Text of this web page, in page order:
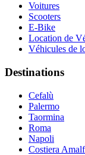
Voitures
Scooters
E-Bike
Location de
Véhicules de
Destinations
Cefalù
Palermo
Taormina
Roma
Napoli
Costiera